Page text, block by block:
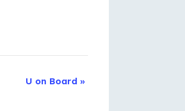
U on Board »